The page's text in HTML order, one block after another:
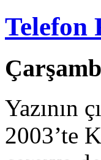
Telefon
Yazının
2003’te